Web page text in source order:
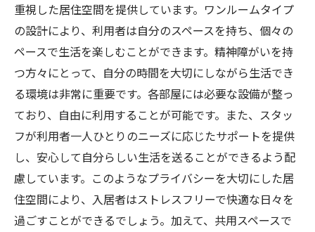
精神障がい者が自立した生活を送るためのグル
ープホームのサポート内容
個別カウンセリングの提供とその効果
社会復帰を目指したプログラムの実施
日常生活のサポートとアドバイス
地域社会とのつながりを強化する活動
健康管理サポートと医療機関との連携
自立支援に向けた具体的なステップの提供
プライバシー重視のワンルーム型障がい者グル
ープホームでの生活
重視した居住空間を提供しています。ワンルームタイプ
の設計により、利用者は自分のスペースを持ち、個々の
ペースで生活を楽しむことができます。精神障がいを持
つ方々にとって、自分の時間を大切にしながら生活でき
る環境は非常に重要です。各部屋には必要な設備が整っ
ており、自由に利用することが可能です。また、スタッ
フが利用者一人ひとりのニーズに応じたサポートを提供
し、安心して自分らしい生活を送ることができるよう配
慮しています。このようなプライバシーを大切にした居
住空間により、入居者はストレスフリーで快適な日々を
過ごすことができるでしょう。加えて、共用スペースで